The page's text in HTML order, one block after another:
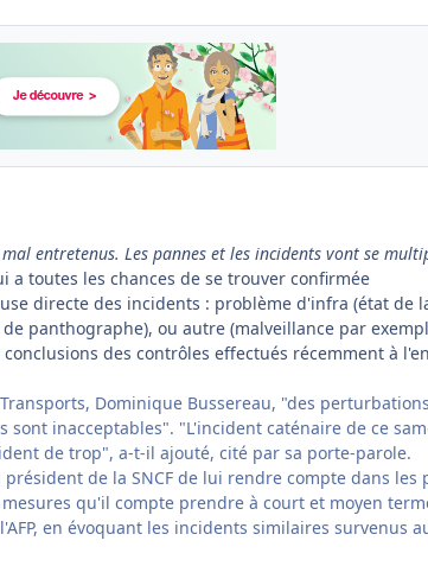
entretenus. Les pannes et les incidents vont se
a toutes les chances de se trouver confirmée
directe des incidents : problème d'infra (état de
panthographe), ou autre (malveillance par
des contrôles effectués récemment à
Dominique Bussereau, "des
sont inacceptables". "L'incident caténaire de ce
de trop", a-t-il ajouté, cité par sa porte-parole.
de la SNCF de lui rendre compte dans les
qu'il compte prendre à court et moyen
en évoquant les incidents similaires survenus